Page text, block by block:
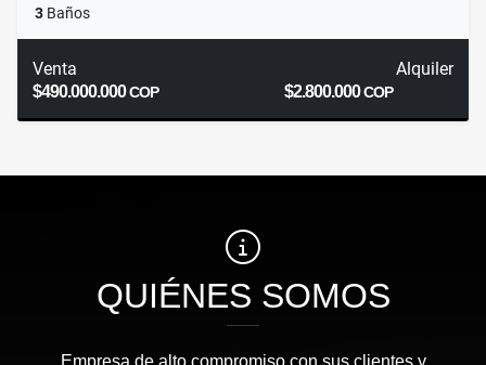
3 Baños
Venta
$490.000.000COP
Alquiler
$2.800.000COP
QUIÉNES SOMOS